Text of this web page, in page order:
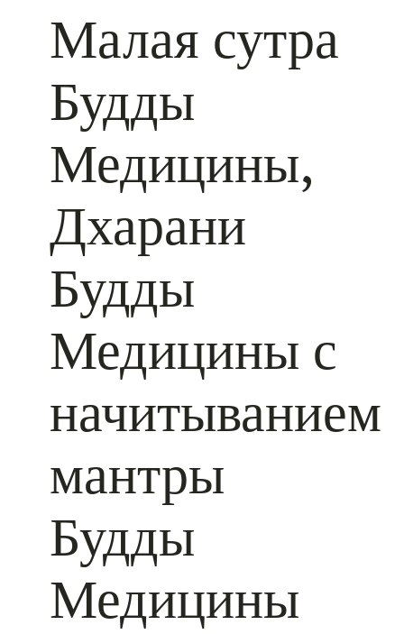
Малая сутра
Будды
Медицины,
Дхарани
Будды
Медицины с
начитыванием
мантры
Будды
Медицины